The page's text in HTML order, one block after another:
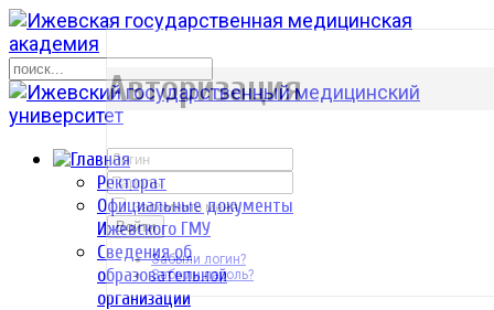
Ректорат
Официальные документы
Ижевского ГМУ
Сведения об
образовательной
организации
р
Авторизация
Запомнить меня
Войти
Забыли логин?
Забыли пароль?